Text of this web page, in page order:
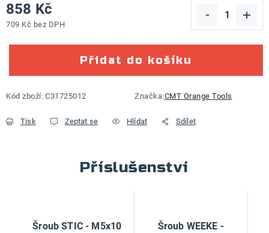
858 Kč
709 Kč bez DPH
Přidat do košíku
Kód zboží: C31725012 Značka:CMT Orange Tools
Tisk Zeptat se Hlídat Sdílet
Příslušenství
Šroub STIC - M5x10
Šroub WEEKE -